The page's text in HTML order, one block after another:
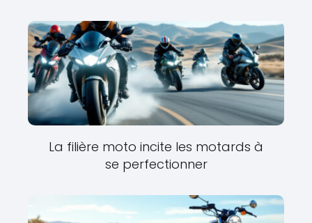
La filière moto incite les motards à
se perfectionner